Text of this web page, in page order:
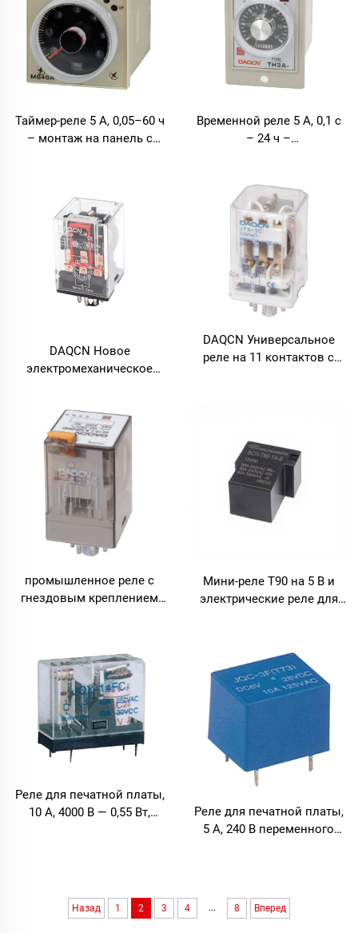
Таймер-реле 5 А, 0,05–60 ч
– монтаж на панель с
Временной реле 5 А, 0,1 с
– 24 ч –
DAQCN Новое
электромеханическое
DAQCN Универсальное
реле на 11 контактов с
промышленное реле с
гнездовым креплением
Мини-реле T90 на 5 В и
электрические реле для
Реле для печатной платы,
10 А, 4000 В — 0,55 Вт,
Реле для печатной платы,
5 А, 240 В переменного
Назад 1 2 3 4 ... 8 Вперед